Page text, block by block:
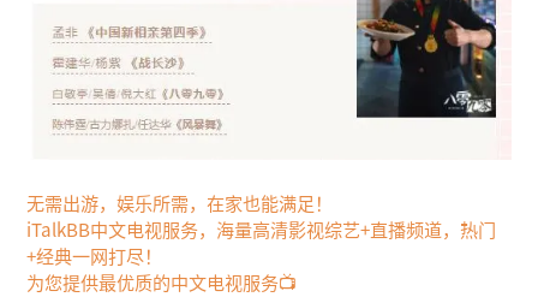
无需出游，娱乐所需，在家也能满足！
iTalkBB中文电视服务，海量高清影视综艺+直播频道，热门
+经典一网打尽！
为您提供最优质的中文电视服务📺